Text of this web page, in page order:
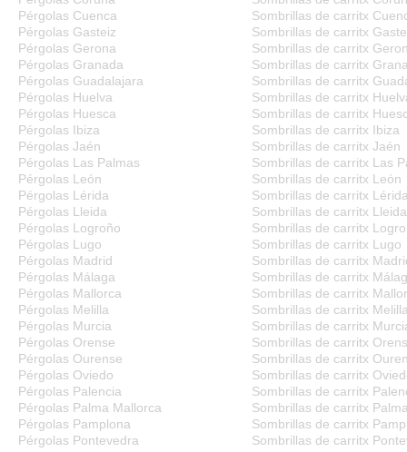
Pérgolas Cuenca
Sombrillas de carritx
Pérgolas Gasteiz
Sombrillas de carritx
Pérgolas Gerona
Sombrillas de carritx
Pérgolas Granada
Sombrillas de carritx
Pérgolas Guadalajara
Sombrillas de carritx
Pérgolas Huelva
Sombrillas de carritx
Pérgolas Huesca
Sombrillas de carritx
Pérgolas Ibiza
Sombrillas de carritx Ibiza
Pérgolas Jaén
Sombrillas de carritx Jaén
Pérgolas Las Palmas
Sombrillas de carritx Las
Pérgolas León
Sombrillas de carritx León
Pérgolas Lérida
Sombrillas de carritx
Pérgolas Lleida
Sombrillas de carritx Lleida
Pérgolas Logroño
Sombrillas de carritx
Pérgolas Lugo
Sombrillas de carritx Lugo
Pérgolas Madrid
Sombrillas de carritx
Pérgolas Málaga
Sombrillas de carritx
Pérgolas Mallorca
Sombrillas de carritx
Pérgolas Melilla
Sombrillas de carritx
Pérgolas Murcia
Sombrillas de carritx
Pérgolas Orense
Sombrillas de carritx
Pérgolas Ourense
Sombrillas de carritx
Pérgolas Oviedo
Sombrillas de carritx
Pérgolas Palencia
Sombrillas de carritx
Pérgolas Palma Mallorca
Sombrillas de carritx
Pérgolas Pamplona
Sombrillas de carritx
Pérgolas Pontevedra
Sombrillas de carritx